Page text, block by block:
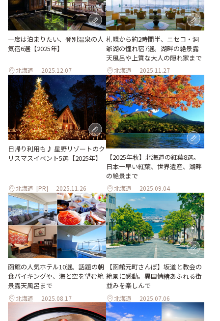
一度は泊まりたい、登別温泉の人
気宿6選【2025年】
北海道 2025.12.07
札幌から約2時間半、ニセコ・洞
爺湖の憧れ宿7選。湖畔の絶景露
天風呂や上質な大人の隠れ家まで
北海道 2025.11.27
日帰り利用も♪ 星野リゾートのク
リスマスイベント5選【2025年】
北海道 [PR] 2025.11.26
【2025年秋】北海道の紅葉8選。
日本一早い紅葉、世界遺産、湖畔
の絶景まで
北海道 2025.09.04
函館の人気ホテル10選。話題の朝
食バイキングや、海と空を望む絶
景露天風呂まで
北海道 2025.08.17
【函館元町さんぽ】坂道と教会の
絶景に感動。異国情緒あふれる街
並みを楽しんで
北海道 2025.07.06